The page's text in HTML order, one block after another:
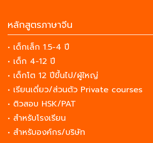
หลักสูตรภาษาจีน
• เด็กเล็ก 1.5-4 ปี
• เด็ก 4-12 ปี
• เด็กโต 12 ปีขึ้นไป/ผู้ใหญ่
• เรียนเดี่ยว/ส่วนตัว Private courses
• ติวสอบ HSK/PAT
• สำหรับโรงเรียน
• สำหรับองค์กร/บริษัท